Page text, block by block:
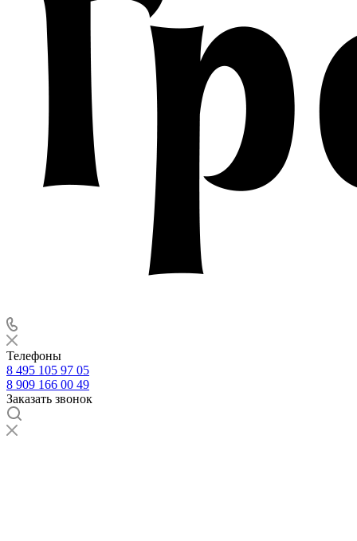
Телефоны
8 495 105 97 05
8 909 166 00 49
Заказать звонок